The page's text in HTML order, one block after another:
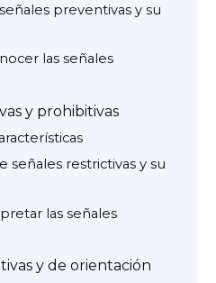
preventivas y su
las señales
y prohibitivas
señales restrictivas y su
las señales
y de orientación